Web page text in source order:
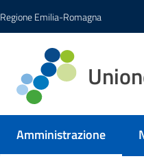
Regione Emilia-Romagna
Amministrazione
Menu selezionato